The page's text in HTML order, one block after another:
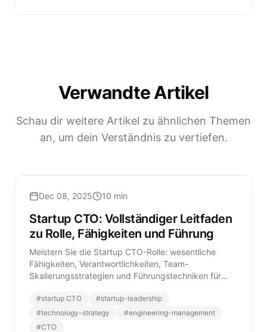
Verwandte Artikel
Schau dir weitere Artikel zu ähnlichen Themen
an, um dein Verständnis zu vertiefen.
Dec 08, 2025 10 min
Startup CTO: Vollständiger Leitfaden
zu Rolle, Fähigkeiten und Führung
Meistern Sie die Startup CTO-Rolle: wesentliche
Fähigkeiten, Verantwortlichkeiten, Team-
Skalierungsstrategien und Führungstechniken für
#startup CTO #startup-leadership
#technology-strategy #engineering-management
#CTO